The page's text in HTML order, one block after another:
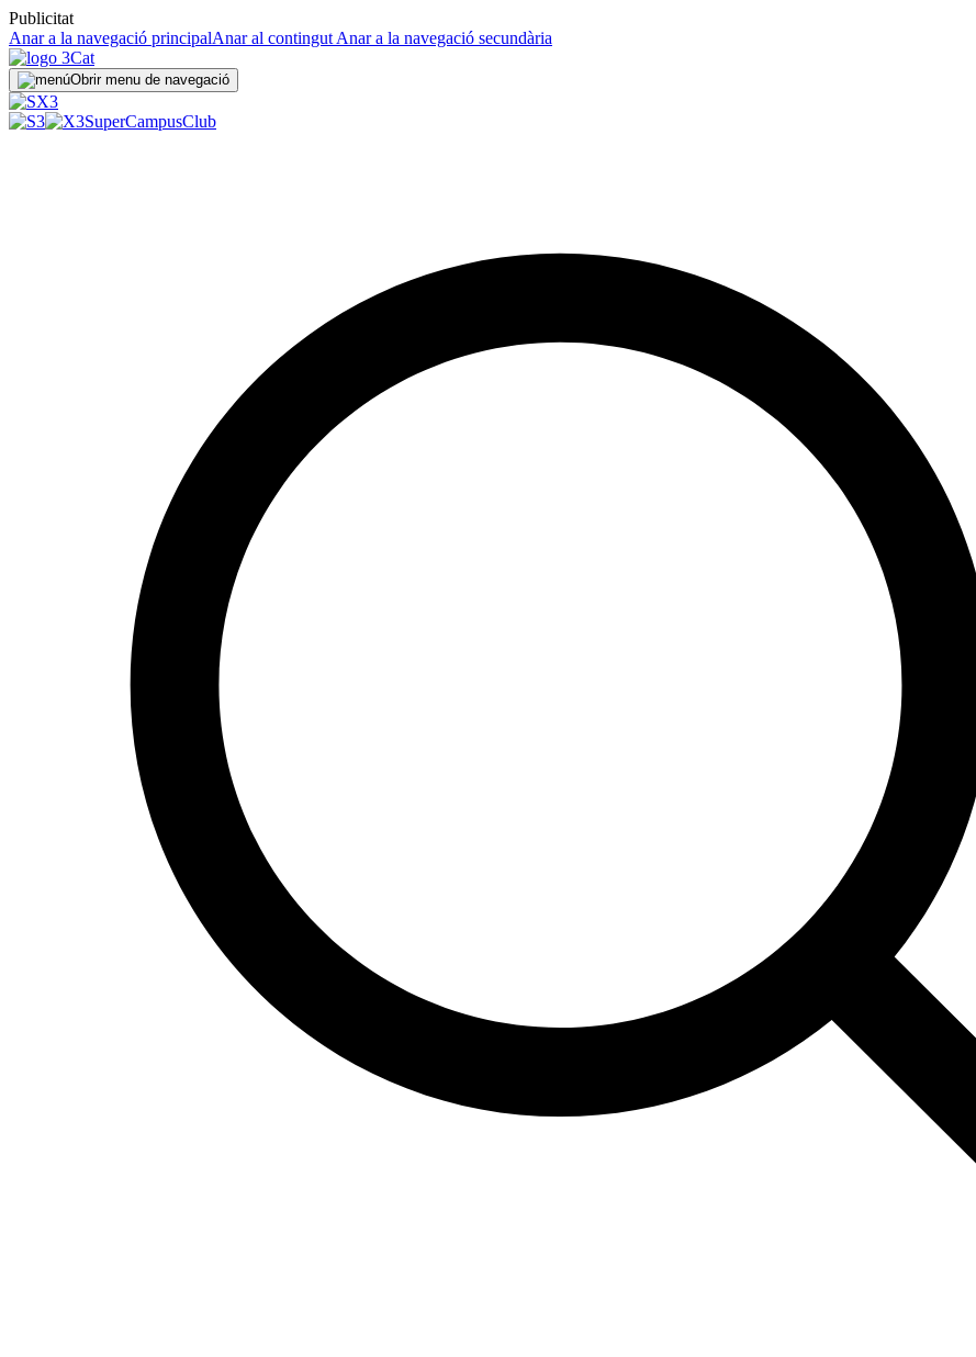
Publicitat
Anar a la navegació principalAnar al contingut Anar a la navegació secundària
Obrir menu de navegació
SuperCampusClub